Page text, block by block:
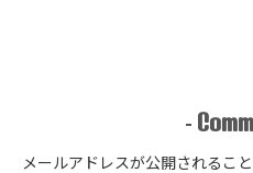
-
メールアドレスが公開されること